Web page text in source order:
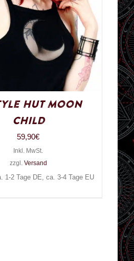
Hut Moon
Child
59,90€
Inkl. MwSt.
zzgl. Versand
1-2 Tage DE, ca. 3-4 Tage EU